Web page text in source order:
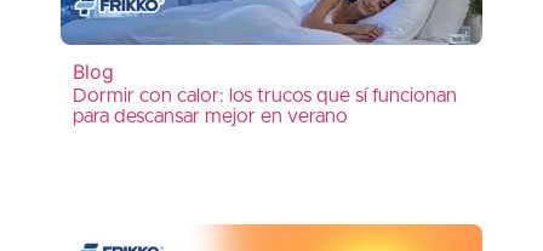
Blog
Dormir con calor: los trucos que sí funcionan
para descansar mejor en verano